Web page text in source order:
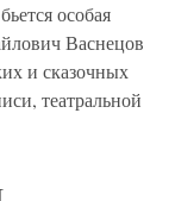
особая
Васнецов
и сказочных
театральной